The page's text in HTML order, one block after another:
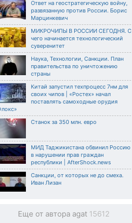
Ответ на геостратегическую войну,
развязанную против России. Борис
Марцинкевич
МИКРОЧИПЫ В РОССИИ СЕГОДНЯ. С
чего начинается технологический
суверенитет
Наука, Технологии, Санкции. План
правительства по уничтожению
страны
Китай запустил техпроцесс 7нм для
своих чипов | «Ростех» начал
поставлять самоходные орудия
Станок за 350 млн. евро
МИД Таджикистана обвинил Россию
в нарушении прав граждан
республики | AfterShock.news
Санкции, от которых не до смеха.
Иван Лизан
Еще от автора agat 15612